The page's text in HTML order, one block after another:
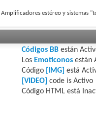
estéreo y sistemas
Códigos BBestán
Los Emoticonosestán
Código
[IMG] está
[VIDEO] code is Activo
Código HTML está